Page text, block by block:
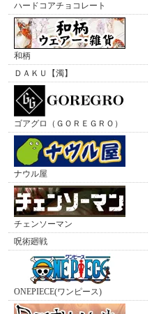
ハードコアチョコレート
和柄
ＤＡＫＵ【濁】
ゴアグロ（ＧＯＲＥＧＲＯ）
ナウル屋
チェンソーマン
呪術廻戦
ONEPIECE(ワンピース)